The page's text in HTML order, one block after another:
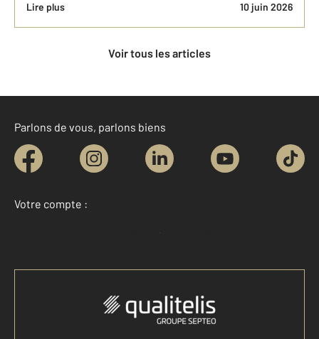
Lire plus 10 juin 2026
Voir tous les articles
Parlons de vous, parlons biens
Votre compte :
Accéder à mon compte